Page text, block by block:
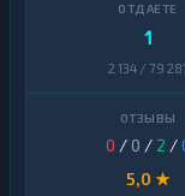
1
2 134 / 79 281
0 / 0 / 2 /
5,0 ★